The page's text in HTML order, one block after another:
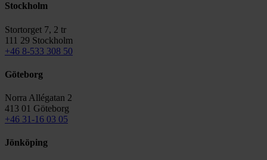
Stockholm
Stortorget 7, 2 tr
111 29 Stockholm
+46 8-533 308 50
Göteborg
Norra Allégatan 2
413 01 Göteborg
+46 31-16 03 05
Jönköping